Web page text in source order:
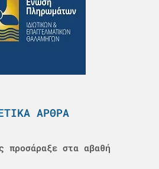
ΆΡΘΡΑ
προσάραξε στα αβαθή